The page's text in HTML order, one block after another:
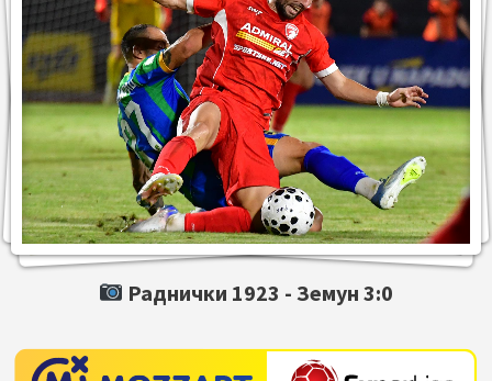
Раднички 1923 -Земун 3:0